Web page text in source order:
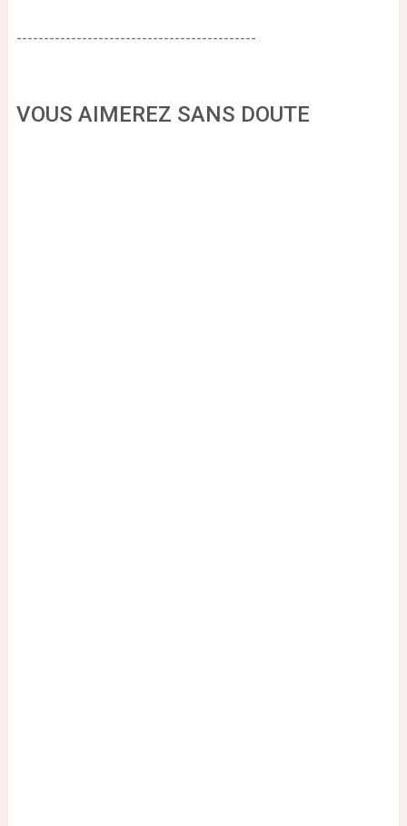
--------------------------------------------
VOUS AIMEREZ SANS DOUTE